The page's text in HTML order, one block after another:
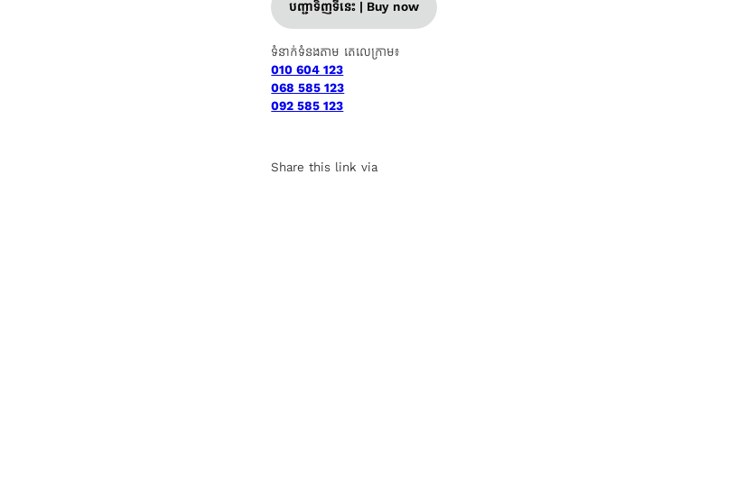
បញ្ជាទិញទីនេះ | Buy now
ទំនាក់ទំនងតាម តេលេក្រាម៖
010 604 123
068 585 123
092 585 123
Share this link via